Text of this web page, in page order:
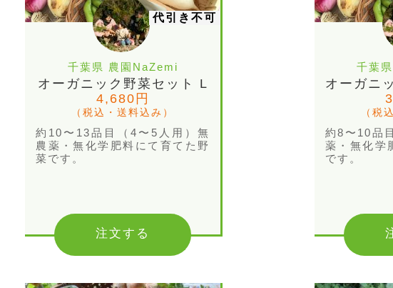
代引き不可
千葉県 農園NaZemi
オーガニック野菜セット L
4,680円
（税込・送料込み）
約10〜13品目（4〜5人用）無
農薬・無化学肥料にて育てた野
菜です。
注文する
千葉
オーガニ
（税
約8〜10品
薬・無化学
です。